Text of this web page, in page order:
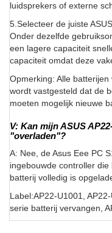
luidsprekers of externe
5.Selecteer de juiste
Onder dezelfde
een lagere capaciteit
capaciteit omdat deze
Opmerking: Alle
wordt vastgesteld dat de
moeten mogelijk nieuwe
V: Kan mijn ASUS
"overladen"?
A: Nee, de Asus Eee PC
ingebouwde controller
batterij volledig is
Label:AP22-U1001,
serie batterij vervangen,